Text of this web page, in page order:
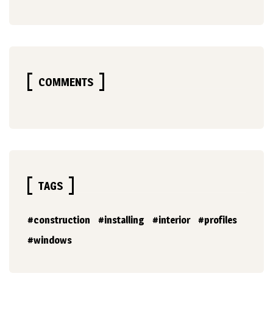
COMMENTS
TAGS
construction installing interior
profiles
windows